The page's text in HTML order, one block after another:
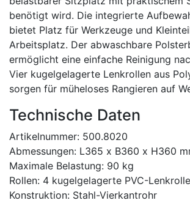
benötigt wird. Die integrierte
bietet Platz für Werkzeuge und
Arbeitsplatz. Der abwaschbare
ermöglicht eine einfache Reinigung
Vier kugelgelagerte Lenkrollen aus
sorgen für müheloses Rangieren auf
Technische Daten
Artikelnummer: 500.8020
Abmessungen: L365 x B360 x H360
Maximale Belastung: 90 kg
Rollen: 4 kugelgelagerte PVC-
Konstruktion: Stahl-Vierkantrohr